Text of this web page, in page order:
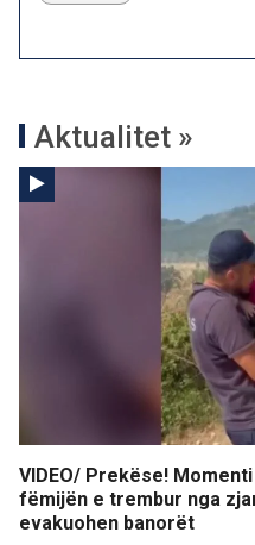
Aktualitet »
VIDEO/ Prekëse!
fëmijën e trembur nga
evakuohen banorët